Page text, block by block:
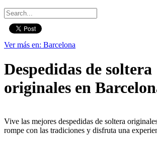
Ver más en: Barcelona
Despedidas de soltera
originales en
Vive las mejores despedidas de soltera
rompe con las tradiciones y disfruta una